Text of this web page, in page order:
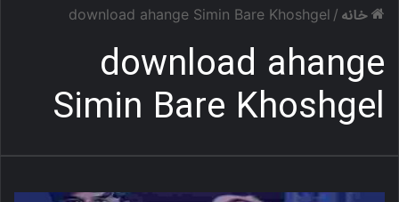
ج
خانه /
download ahange Simin Bare Khoshgel
download ahange
Simin Bare Khoshgel